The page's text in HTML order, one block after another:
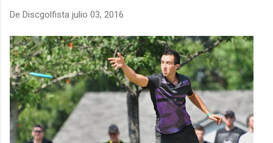
De Discgolfista julio 03, 2016